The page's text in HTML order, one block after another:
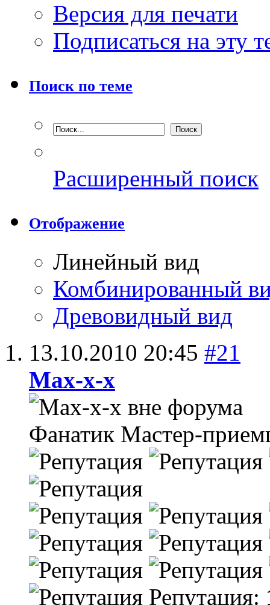
Версия для печати
Подписаться на эту
Поиск по теме
Расширенный поиск
Отображение
Линейный вид
Комбинированный
Древовидный вид
13.10.2010 20:45 #21
Max-x-x
Фанатик Мастер-
Репутация: